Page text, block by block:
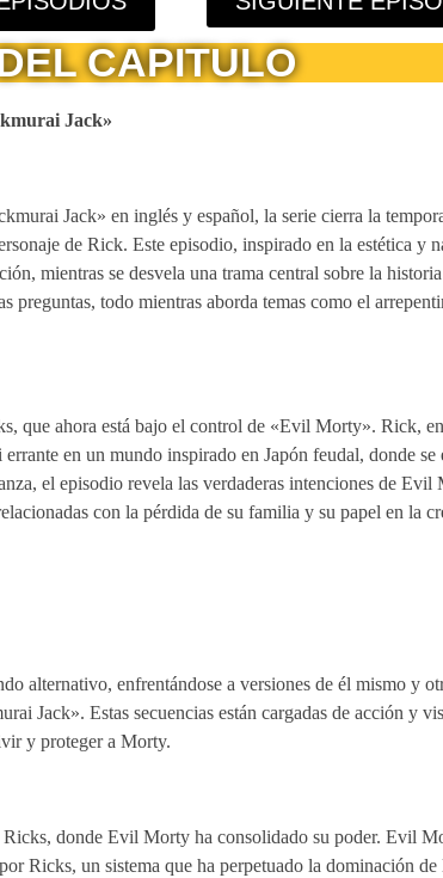
CAPITULO
Jack»
Jack» en inglés y español, la serie cierra la
de Rick. Este episodio, inspirado en la estética y
mientras se desvela una trama central sobre la
preguntas, todo mientras aborda temas como el
que ahora está bajo el control de «Evil Morty». Rick,
en un mundo inspirado en Japón feudal, donde se
el episodio revela las verdaderas intenciones de
con la pérdida de su familia y su papel en la
alternativo, enfrentándose a versiones de él mismo y
Jack». Estas secuencias están cargadas de acción y
y proteger a Morty.
donde Evil Morty ha consolidado su poder. Evil
Ricks, un sistema que ha perpetuado la dominación